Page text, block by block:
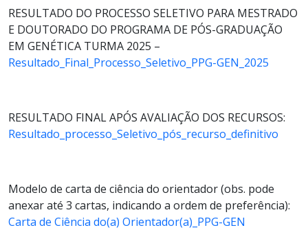
RESULTADO DO PROCESSO SELETIVO PARA MESTRADO
E DOUTORADO DO PROGRAMA DE PÓS-GRADUAÇÃO
EM GENÉTICA TURMA 2025 –
Resultado_Final_Processo_Seletivo_PPG-GEN_2025
RESULTADO FINAL APÓS AVALIAÇÃO DOS RECURSOS:
Resultado_processo_Seletivo_pós_recurso_definitivo
Modelo de carta de ciência do orientador (obs. pode
anexar até 3 cartas, indicando a ordem de preferência):
Carta de Ciência do(a) Orientador(a)_PPG-GEN